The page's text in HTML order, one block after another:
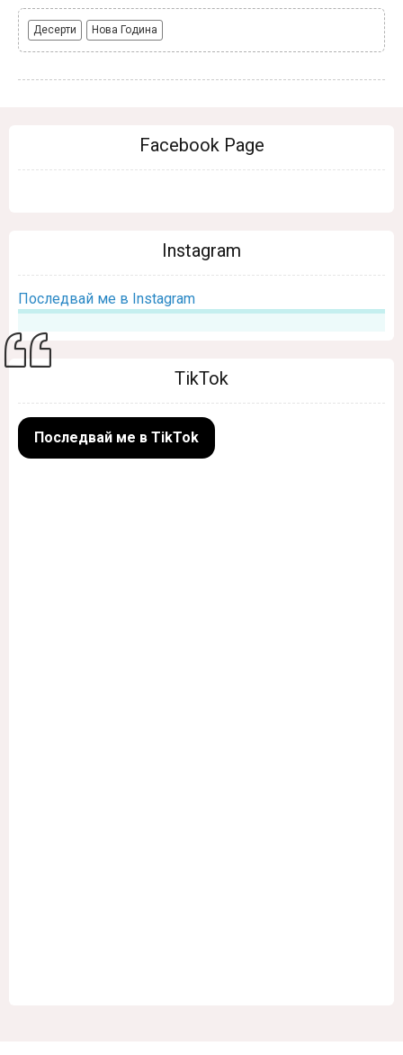
Десерти Нова Година
Facebook Page
Instagram
Последвай ме в Instagram
TikTok
Последвай ме в TikTok